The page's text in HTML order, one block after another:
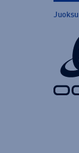
Juoksu